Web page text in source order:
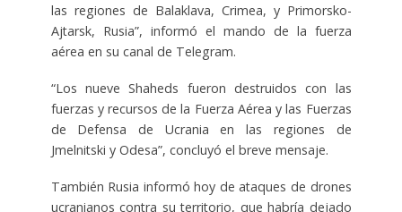
las regiones de Balaklava, Crimea, y Primorsko-
Ajtarsk, Rusia”, informó el mando de la fuerza
aérea en su canal de Telegram.
“Los nueve Shaheds fueron destruidos con las
fuerzas y recursos de la Fuerza Aérea y las Fuerzas
de Defensa de Ucrania en las regiones de
Jmelnitski y Odesa”, concluyó el breve mensaje.
También Rusia informó hoy de ataques de drones
ucranianos contra su territorio, que habría dejado